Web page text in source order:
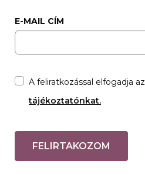
E-MAIL CÍM
A feliratkozással elfogadja az
tájékoztatónkat.
FELIRTAKOZOM